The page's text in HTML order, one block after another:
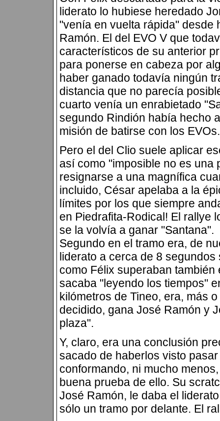
liderato lo hubiese heredado
"venía en vuelta rápida" desde
Ramón. El del EVO V que
característicos de su anterior
para ponerse en cabeza por
haber ganado todavía ningún
distancia que no parecía
cuarto venía un enrabietado
segundo Rindión había hecho
misión de batirse con los EVOs.
Pero el del Clio suele aplicar
así como "imposible no es una
resignarse a una magnífica
incluido, César apelaba a la
límites por los que siempre
en Piedrafita-Rodical! El rallye
se la volvía a ganar "Santana".
Segundo en el tramo era, de
liderato a cerca de 8
como Félix superaban
sacaba "leyendo los tiempos"
kilómetros de Tineo, era, más
decidido, gana José Ramón y
plaza".
Y, claro, era una conclusión
sacado de haberlos visto
conformando, ni mucho
buena prueba de ello. Su
José Ramón, le daba el
sólo un tramo por delante. El